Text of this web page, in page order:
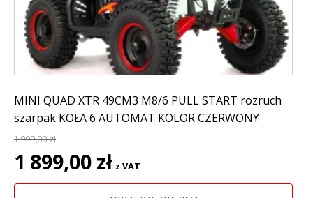
MINI QUAD XTR 49CM3 M8/6 PULL START rozruch
szarpak KOŁA 6 AUTOMAT KOLOR CZERWONY
1 999,00zł
Pierwotna
cena
wynosiła:
1 899,00 zł cena
wynosi:
z VAT